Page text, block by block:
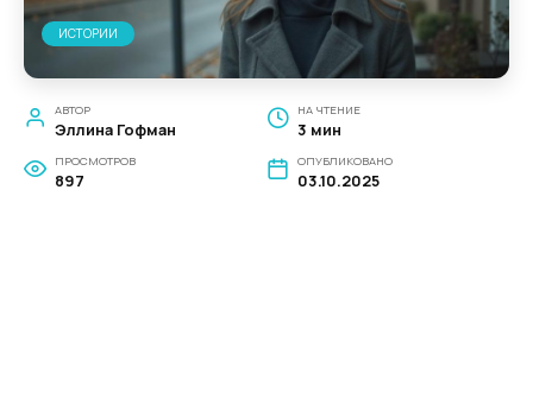
ИСТОРИИ
АВТОР
Эллина Гофман
НА ЧТЕНИЕ
3 мин
ПРОСМОТРОВ
897
ОПУБЛИКОВАНО
03.10.2025